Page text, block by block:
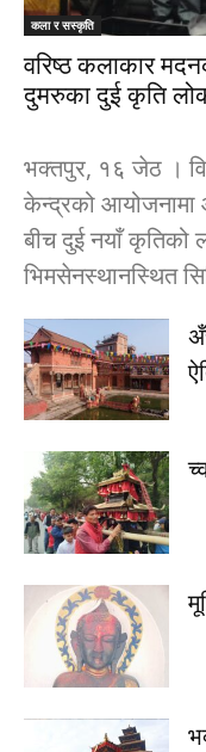
कला र स‌स्कृति
वरिष्ठ कलाकार
दुमरुका दुई कृति
​भक्तपुर, १६ जेठ ।
केन्द्रको
बीच दुई नयाँ कृतिको
भिमसेनस्थानस्थित